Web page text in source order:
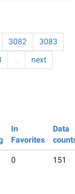
3082
3083
…
next
In
Favorites
Data
0 151